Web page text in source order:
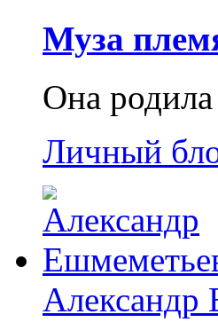
Муза
Она родила
Личный
Александр